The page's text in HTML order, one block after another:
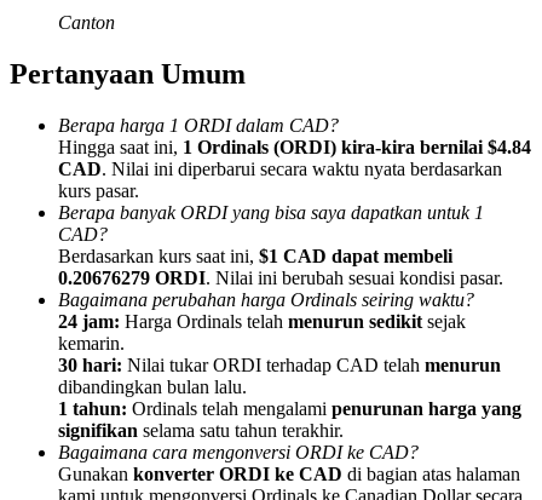
Referensi
Undang teman untuk mendapatkan imbalan tunai
BTC Welcome Rewards
Canton
Pertanyaan Umum
Berapa harga 1 ORDI dalam CAD?
Hingga saat ini, 1 Ordinals (ORDI) kira-kira bernilai $4.84
CAD. Nilai ini diperbarui secara waktu nyata berdasarkan
kurs pasar.
Berapa banyak ORDI yang bisa saya dapatkan untuk 1
CAD?
Berdasarkan kurs saat ini, $1 CAD dapat membeli
0.20676279 ORDI. Nilai ini berubah sesuai kondisi pasar.
Bagaimana perubahan harga Ordinals seiring waktu?
24 jam: Harga Ordinals telah menurun sedikit sejak
kemarin.
30 hari: Nilai tukar ORDI terhadap CAD telah menurun
dibandingkan bulan lalu.
1 tahun: Ordinals telah mengalami penurunan harga yang
signifikan selama satu tahun terakhir.
Bagaimana cara mengonversi ORDI ke CAD?
Gunakan konverter ORDI ke CAD di bagian atas halaman
kami untuk mengonversi Ordinals ke Canadian Dollar secara